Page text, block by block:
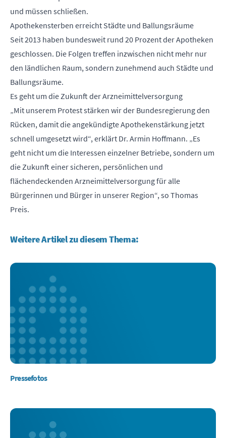
und müssen schließen.
Apothekensterben erreicht Städte und Ballungsräume
Seit 2013 haben bundesweit rund 20 Prozent der Apotheken
geschlossen. Die Folgen treffen inzwischen nicht mehr nur
den ländlichen Raum, sondern zunehmend auch Städte und
Ballungsräume.
Es geht um die Zukunft der Arzneimittelversorgung
„Mit unserem Protest stärken wir der Bundesregierung den
Rücken, damit die angekündigte Apothekenstärkung jetzt
schnell umgesetzt wird“, erklärt Dr. Armin Hoffmann. „Es
geht nicht um die Interessen einzelner Betriebe, sondern um
die Zukunft einer sicheren, persönlichen und
flächendeckenden Arzneimittelversorgung für alle
Bürgerinnen und Bürger in unserer Region“, so Thomas
Preis.
Weitere Artikel zu diesem Thema:
Pressefotos